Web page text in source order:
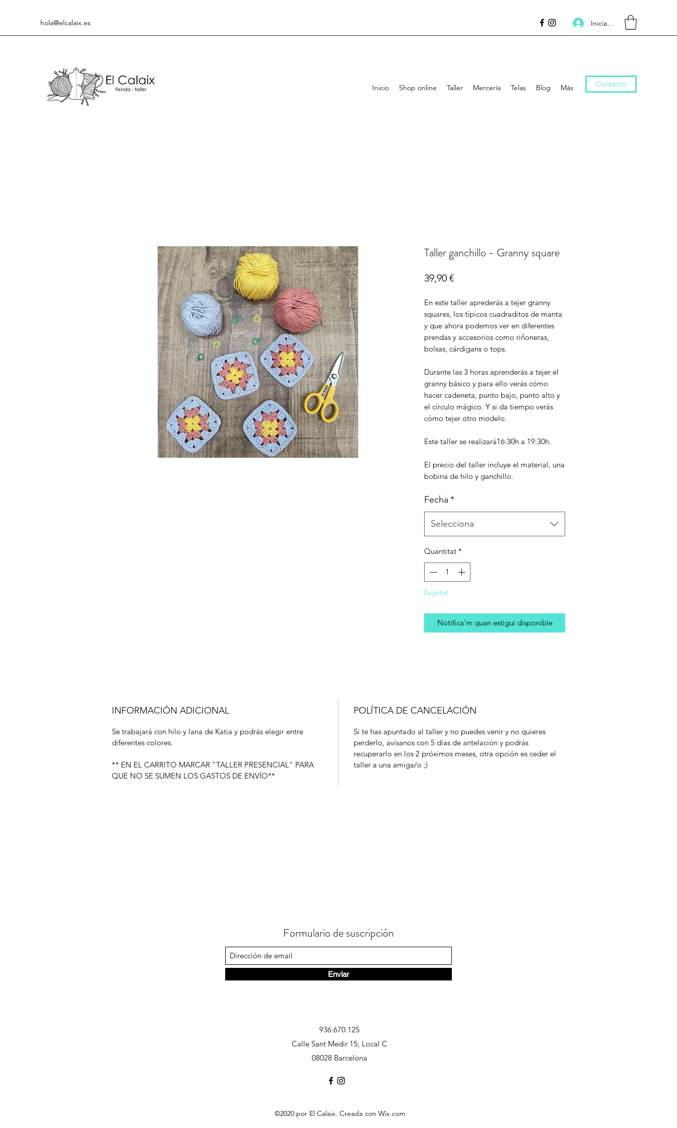
hola@elcalaix.es Inicia la sessió
Inicio Shop online Taller Mercería Telas Blog Más Contacto
Taller ganchillo - Granny square
39,90 €Price
En este taller aprederás a tejer granny
squares, los típicos cuadraditos de manta
y que ahora podemos ver en diferentes
prendas y accesorios como riñoneras,
bolsas, cárdigans o tops.
Durante las 3 horas aprenderás a tejer el
granny básico y para ello verás cómo
hacer cadeneta, punto bajo, punto alto y
el círculo mágico. Y si da tiempo verás
cómo tejer otro modelo.
Este taller se realizará16:30h a 19:30h.
El precio del taller incluye el material, una
bobina de hilo y ganchillo.
Fecha *
Selecciona
Quantitat *
Esgotat
Notifica'm quan estigui disponible
INFORMACIÓN ADICIONAL
Se trabajará con hilo y lana de Katia y podrás elegir entre
diferentes colores.
** EN EL CARRITO MARCAR "TALLER PRESENCIAL" PARA
QUE NO SE SUMEN LOS GASTOS DE ENVÍO**
POLÍTICA DE CANCELACIÓN
Si te has apuntado al taller y no puedes venir y no quieres
perderlo, avísanos con 5 días de antelación y podrás
recuperarlo en los 2 próximos meses, otra opción es ceder el
taller a una amiga/o ;)
Formulario de suscripción
Enviar
936.670.125
Calle Sant Medir 15, Local C
08028 Barcelona
©2020 por El Calaix. Creada con Wix.com